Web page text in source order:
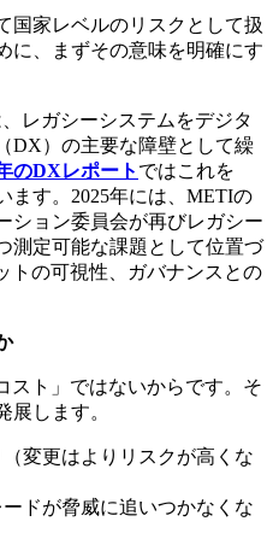
国家レベルのリスクとして扱
に、まずその意味を明確にす
レガシーシステムをデジタ
DX）の主要な障壁として繰
のDXレポート ではこれを
ます。2025年には、METIの
ション委員会が再びレガシー
測定可能な課題として位置づ
トの可視性、ガバナンスとの
スト」ではないからです。そ
展します。
変更はよりリスクが高くな
ドが脅威に追いつかなくな